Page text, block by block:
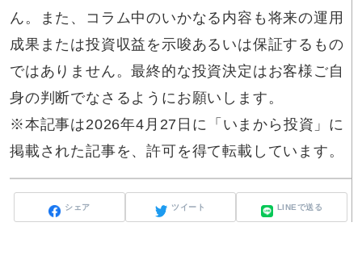
ん。また、コラム中のいかなる内容も将来の運用
成果または投資収益を示唆あるいは保証するもの
ではありません。最終的な投資決定はお客様ご自
身の判断でなさるようにお願いします。
※本記事は2026年4月27日に「いまから投資」に
掲載された記事を、許可を得て転載しています。
シェア ツイート LINEで送る